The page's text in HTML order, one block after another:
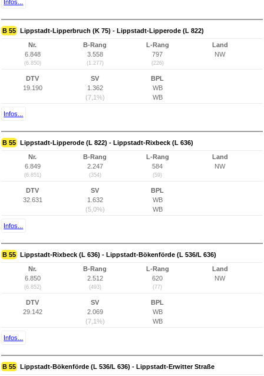
Infos...
B 55 Lippstadt-Lipperbruch (K 75) - Lippstadt-Lipperode (L 822)
Nr.
6.848
(6.850)
B-Rang
3.558
(1.277)
L-Rang
797
(226)
Land
NW
DTV
19.190
SV
1.362
(7,1%)
BPL
WB
WB
Infos...
B 55 Lippstadt-Lipperode (L 822) - Lippstadt-Rixbeck (L 636)
Nr.
6.849
(6.851)
B-Rang
2.247
(354)
L-Rang
584
(59)
Land
NW
DTV
32.631
SV
1.632
(5,0%)
BPL
WB
WB
Infos...
B 55 Lippstadt-Rixbeck (L 636) - Lippstadt-Bökenförde (L 536/L 636)
Nr.
6.850
(6.852)
B-Rang
2.512
(493)
L-Rang
620
(77)
Land
NW
DTV
29.142
SV
2.069
(7,1%)
BPL
WB
WB
Infos...
B 55 Lippstadt-Bökenförde (L 536/L 636) - Lippstadt-Erwitter Straße